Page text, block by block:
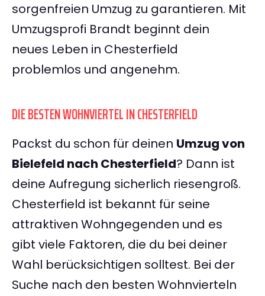
sorgenfreien Umzug zu garantieren. Mit
Umzugsprofi Brandt beginnt dein
neues Leben in Chesterfield
problemlos und angenehm.
DIE BESTEN WOHNVIERTEL IN CHESTERFIELD
Packst du schon für deinen Umzug von
Bielefeld nach Chesterfield? Dann ist
deine Aufregung sicherlich riesengroß.
Chesterfield ist bekannt für seine
attraktiven Wohngegenden und es
gibt viele Faktoren, die du bei deiner
Wahl berücksichtigen solltest. Bei der
Suche nach den besten Wohnvierteln